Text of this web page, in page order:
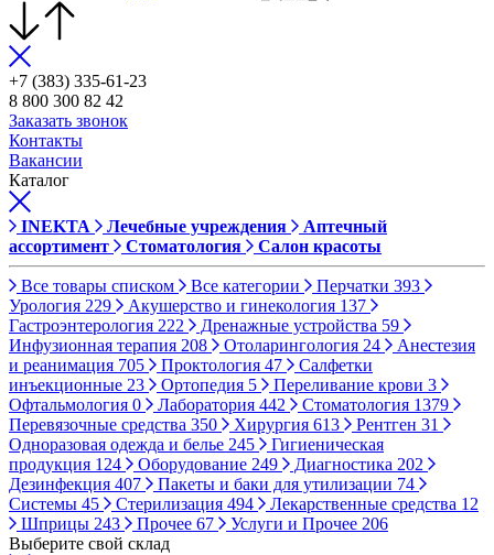
+7 (383) 335-61-23
8 800 300 82 42
Заказать звонок
Контакты
Вакансии
Каталог
INEKTA Лечебные учреждения
Аптечный
ассортимент
Стоматология Салон красоты
Все товары списком Все категории Перчатки 393
Урология 229 Акушерство и гинекология 137
Гастроэнтерология 222 Дренажные устройства 59
Инфузионная терапия 208 Отоларингология 24
Анестезия
и реанимация 705 Проктология 47
Салфетки
инъекционные 23 Ортопедия 5 Переливание крови 3
Офтальмология 0 Лаборатория 442 Стоматология 1379
Перевязочные средства 350 Хирургия 613 Рентген 31
Одноразовая одежда и белье 245
Гигиеническая
продукция 124 Оборудование 249 Диагностика 202
Дезинфекция 407 Пакеты и баки для утилизации 74
Системы 45 Стерилизация 494 Лекарственные средства 12
Шприцы 243 Прочее 67 Услуги и Прочее 206
Выберите свой склад